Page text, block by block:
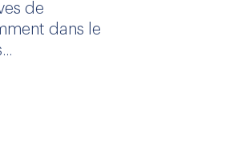
de
dans le